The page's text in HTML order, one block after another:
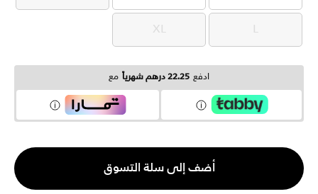
L
L
XL
XL
ادفع 22.25 درهم شهرياً مع
الكمية
1
أضف إلى سلة التسوق